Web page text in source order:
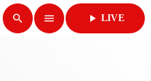
search menu play_arrow LIVE
close